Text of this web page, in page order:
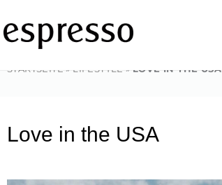
Inhalt
springen
STARTSEITE » LIFESTYLE » LOVE IN THE USA
Love in the USA